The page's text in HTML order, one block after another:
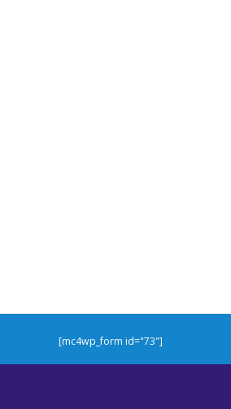
[mc4wp_form id="73"]